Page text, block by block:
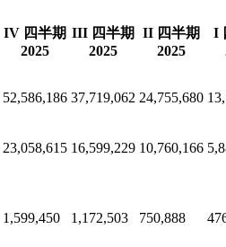
IV 四半期
2025
III 四半期
2025
II 四半期
2025
I
52,586,186 37,719,062 24,755,680
23,058,615 16,599,229 10,760,166
1,599,450 1,172,503 750,888